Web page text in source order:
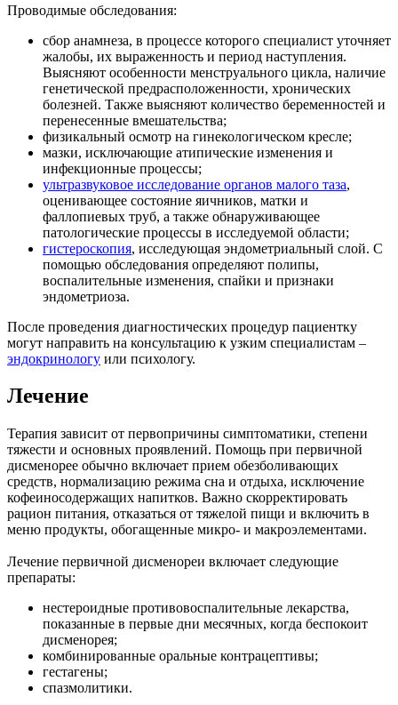
Проводимые обследования:
сбор анамнеза, в процессе которого специалист уточняет
жалобы, их выраженность и период наступления.
Выясняют особенности менструального цикла, наличие
генетической предрасположенности, хронических
болезней. Также выясняют количество беременностей и
перенесенные вмешательства;
физикальный осмотр на гинекологическом кресле;
мазки, исключающие атипические изменения и
инфекционные процессы;
ультразвуковое исследование органов малого таза,
оценивающее состояние яичников, матки и
фаллопиевых труб, а также обнаруживающее
патологические процессы в исследуемой области;
гистероскопия, исследующая эндометриальный слой. С
помощью обследования определяют полипы,
воспалительные изменения, спайки и признаки
эндометриоза.
После проведения диагностических процедур пациентку
могут направить на консультацию к узким специалистам –
эндокринологу или психологу.
Лечение
Терапия зависит от первопричины симптоматики, степени
тяжести и основных проявлений. Помощь при первичной
дисменорее обычно включает прием обезболивающих
средств, нормализацию режима сна и отдыха, исключение
кофеиносодержащих напитков. Важно скорректировать
рацион питания, отказаться от тяжелой пищи и включить в
меню продукты, обогащенные микро- и макроэлементами.
Лечение первичной дисменореи включает следующие
препараты:
нестероидные противовоспалительные лекарства,
показанные в первые дни месячных, когда беспокоит
дисменорея;
комбинированные оральные контрацептивы;
гестагены;
спазмолитики.